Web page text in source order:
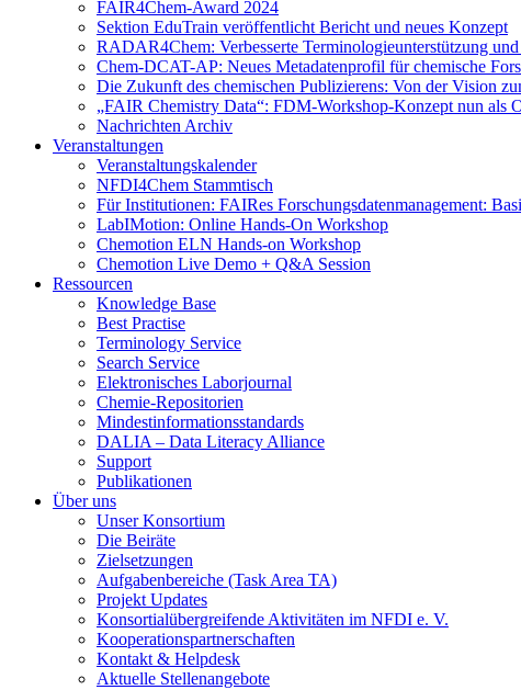
FAIR4Chem-Award 2024
Sektion EduTrain veröffentlicht Bericht und neues Konzept
RADAR4Chem: Verbesserte Terminologieunterstützung
Chem-DCAT-AP: Neues Metadatenprofil für chemische
Die Zukunft des chemischen Publizierens: Von der Vision
„FAIR Chemistry Data“: FDM-Workshop-Konzept nun als
Nachrichten Archiv
Veranstaltungen
Veranstaltungskalender
NFDI4Chem Stammtisch
Für Institutionen: FAIRes Forschungsdatenmanagement:
LabIMotion: Online Hands-On Workshop
Chemotion ELN Hands-on Workshop
Chemotion Live Demo + Q&A Session
Ressourcen
Knowledge Base
Best Practise
Terminology Service
Search Service
Elektronisches Laborjournal
Chemie-Repositorien
Mindestinformationsstandards
DALIA – Data Literacy Alliance
Support
Publikationen
Über uns
Unser Konsortium
Die Beiräte
Zielsetzungen
Aufgabenbereiche (Task Area TA)
Projekt Updates
Konsortialübergreifende Aktivitäten im NFDI e. V.
Kooperationspartnerschaften
Kontakt & Helpdesk
Aktuelle Stellenangebote